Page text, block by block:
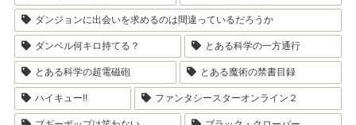
ダンジョンに出会いを求めるのは間違っているだろうか
ダンベル何キロ持てる？ とある科学の一方通行
とある科学の超電磁砲 とある魔術の禁書目録
ハイキュー!! ファンタシースターオンライン２